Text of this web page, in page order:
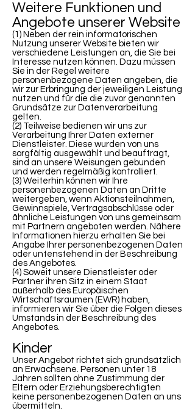
Weitere Funktionen und
Angebote unserer Website
(1) Neben der rein informatorischen
Nutzung unserer Website bieten wir
verschiedene Leistungen an, die Sie bei
Interesse nutzen können. Dazu müssen
Sie in der Regel weitere
personenbezogene Daten angeben, die
wir zur Erbringung der jeweiligen Leistung
nutzen und für die die zuvor genannten
Grundsätze zur Datenverarbeitung
gelten.
(2) Teilweise bedienen wir uns zur
Verarbeitung Ihrer Daten externer
Dienstleister. Diese wurden von uns
sorgfältig ausgewählt und beauftragt,
sind an unsere Weisungen gebunden
und werden regelmäßig kontrolliert.
(3) Weiterhin können wir Ihre
personenbezogenen Daten an Dritte
weitergeben, wenn Aktionsteilnahmen,
Gewinnspiele, Vertragsabschlüsse oder
ähnliche Leistungen von uns gemeinsam
mit Partnern angeboten werden. Nähere
Informationen hierzu erhalten Sie bei
Angabe Ihrer personenbezogenen Daten
oder untenstehend in der Beschreibung
des Angebotes.
(4) Soweit unsere Dienstleister oder
Partner ihren Sitz in einem Staat
außerhalb des Europäischen
Wirtschaftsraumen (EWR) haben,
informieren wir Sie über die Folgen dieses
Umstands in der Beschreibung des
Angebotes.
Kinder
Unser Angebot richtet sich grundsätzlich
an Erwachsene. Personen unter 18
Jahren sollten ohne Zustimmung der
Eltern oder Erziehungsberechtigten
keine personenbezogenen Daten an uns
übermitteln.